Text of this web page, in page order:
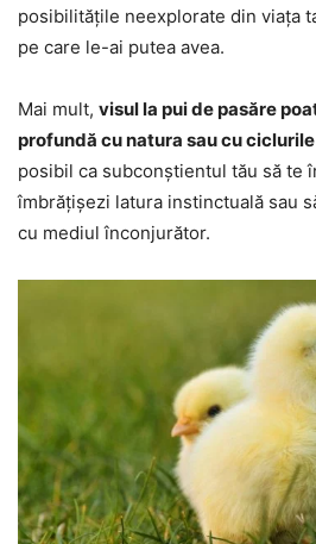
posibilitățile neexplorate din viața
pe care le-ai putea avea.
Mai mult, visul la pui de pasăre
profundă cu natura sau cu
posibil ca subconștientul tău să te
îmbrățișezi latura instinctuală sau
cu mediul înconjurător.